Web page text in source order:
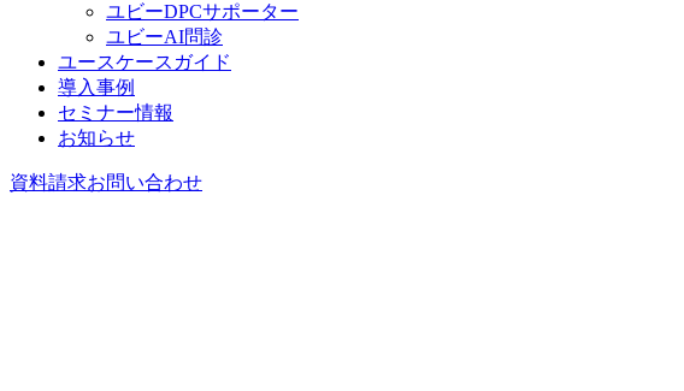
ユビーDPCサポーター
ユビーAI問診
ユースケースガイド
導入事例
セミナー情報
お知らせ
資料請求お問い合わせ